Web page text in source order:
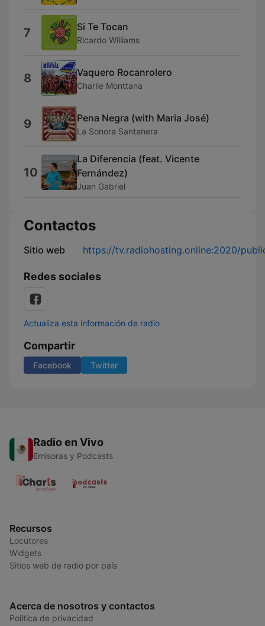
7 Si Te Tocan
Ricardo Williams
8 Vaquero Rocanrolero
Charlie Monttana
9 Pena Negra (with Maria José)
La Sonora Santanera
10
La Diferencia (feat. Vicente
Fernández)
Juan Gabriel
Contactos
Sitio web https://tv.radiohosting.online:2020/
Redes sociales
Actualiza esta información de radio
Compartir
Facebook Twitter
Radio en Vivo
Emisoras y Podcasts
Recursos
Locutores
Widgets
Sitios web de radio por país
Acerca de nosotros y contactos
Política de privacidad